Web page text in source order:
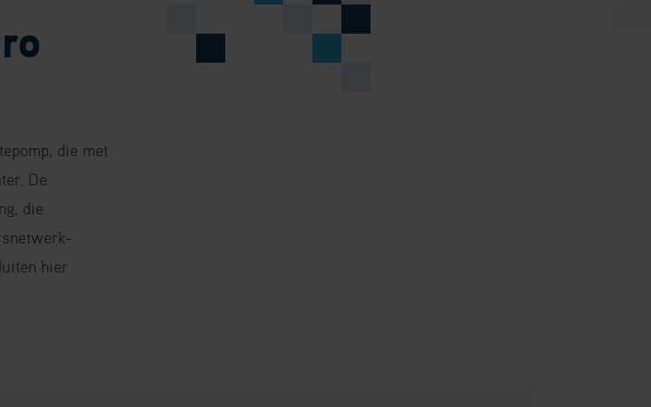
die met
De
die
hier